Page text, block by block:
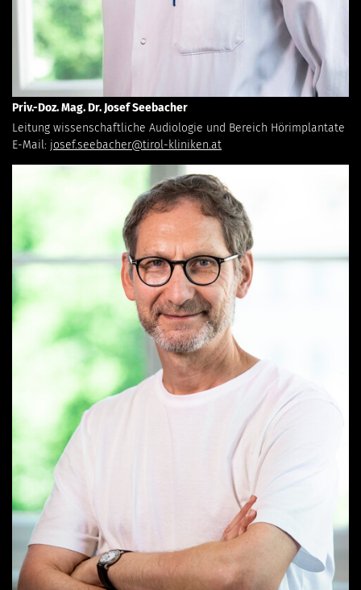
Priv.-Doz. Mag. Dr. Josef Seebacher
Leitung wissenschaftliche Audiologie und Bereich Hörimplantate
E-Mail: josef.seebacher@tirol-kliniken.at